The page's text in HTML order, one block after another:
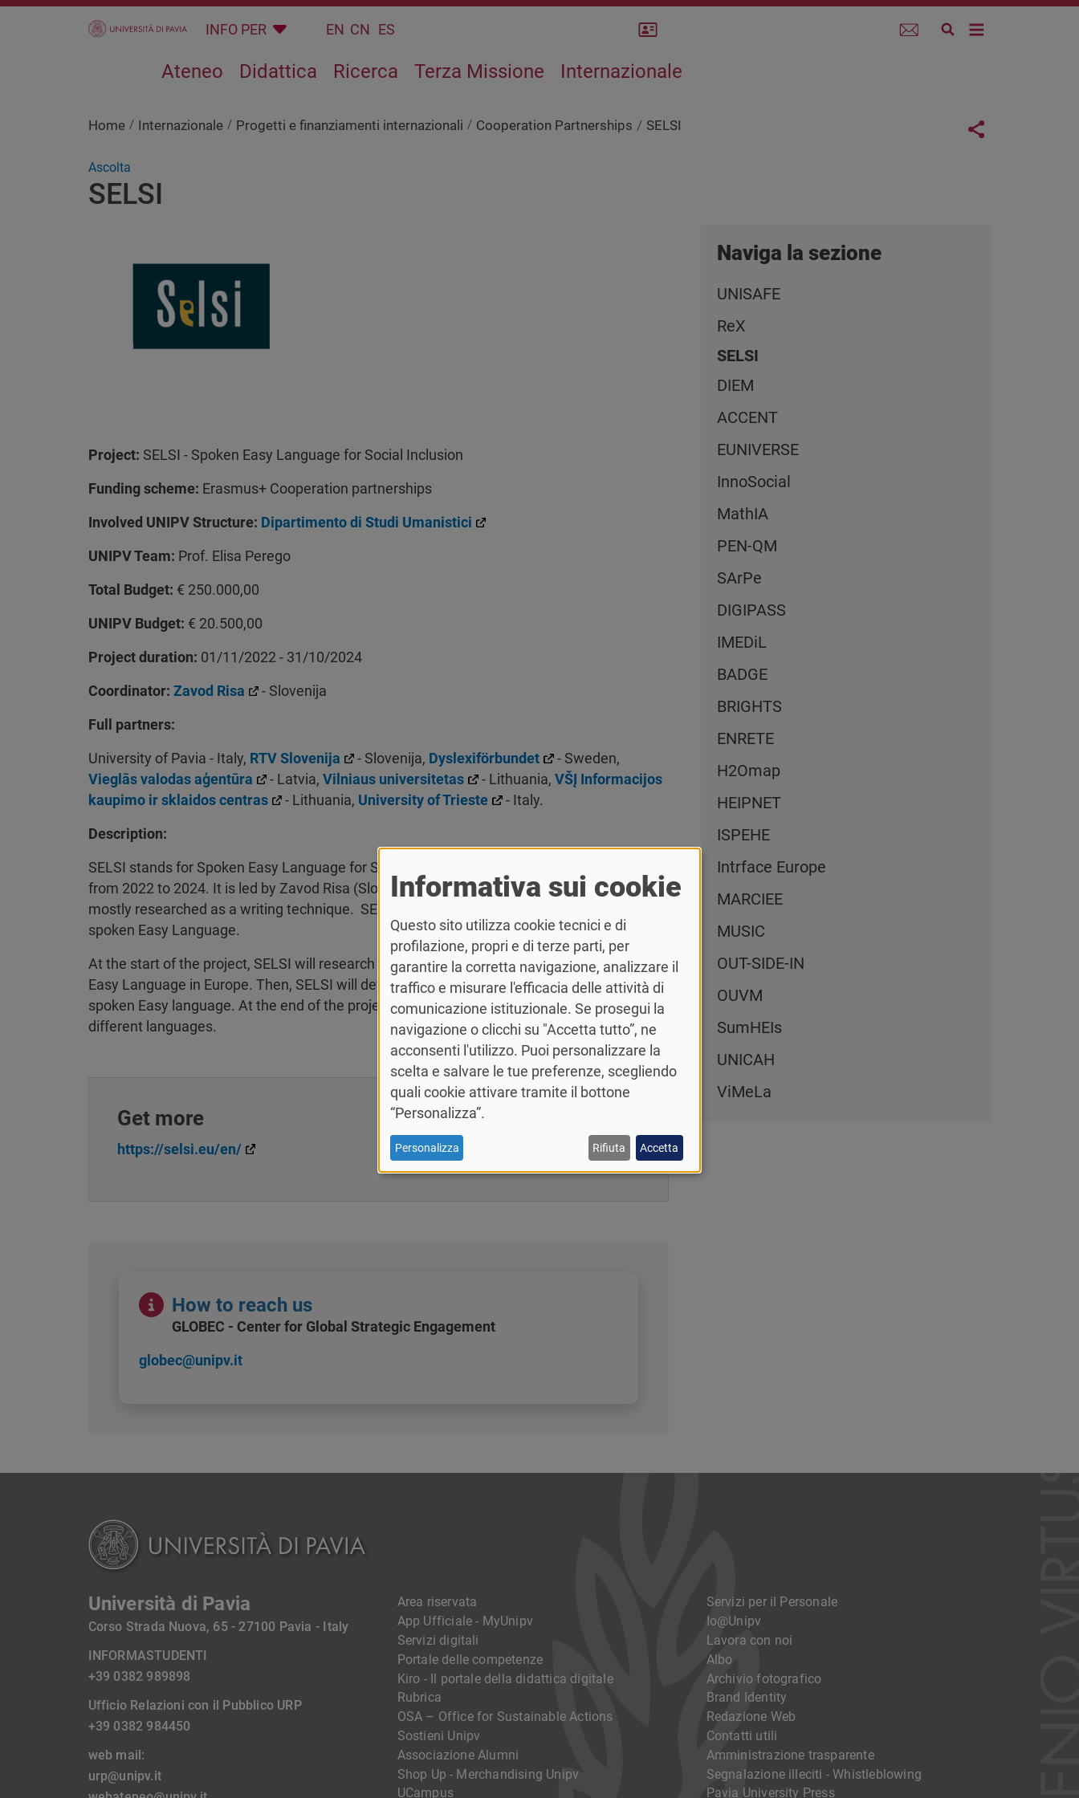
Salta al contenuto principale
INFO PER EN CN ES Webmail
Ateneo Didattica Ricerca Terza Missione Internazionale
Home Internazionale Progetti e finanziamenti internazionali Cooperation Partnerships SELSI Links
Share button
Ascolta
SELSI
Project: SELSI - Spoken Easy Language for Social Inclusion
Funding scheme: Erasmus+ Cooperation partnerships
Involved UNIPV Structure: Dipartimento di Studi Umanistici
UNIPV Team: Prof. Elisa Perego
Total Budget: € 250.000,00
UNIPV Budget: € 20.500,00
Project duration: 01/11/2022 - 31/10/2024
Coordinator: Zavod Risa
- Slovenija
Full partners:
University of Pavia - Italy, RTV Slovenija - Slovenija, Dyslexiförbundet
- Sweden,
Vieglās valodas aģentūra
- Latvia,Vilniaus universitetas - Lithuania, VŠĮ Informacijos
kaupimo ir sklaidos centras
- Lithuania, University of Trieste
- Italy.
Description:
SELSI stands for Spoken Easy Language for Social Inclusion. SELSI project will take place
from 2022 to 2024. It is led by Zavod Risa (Slovenia). Until now, Easy Language has been
mostly researched as a writing technique. SELSI will deliver a model of communication in
spoken Easy Language.
At the start of the project, SELSI will research what has been done in the field of spoken
Easy Language in Europe. Then, SELSI will develop recommendations and strategies for
spoken Easy language. At the end of the project, SELSI will introduce an online tool in
different languages.
Get more
https://selsi.eu/en/
ImmagineHow to reach us
GLOBEC - Center for Global Strategic Engagement
globec@unipv.it
Naviga la sezione
UNISAFE
ReX
SELSI
DIEM
ACCENT
EUNIVERSE
InnoSocial
MathIA
PEN-QM
SArPe
DIGIPASS
IMEDiL
BADGE
BRIGHTS
ENRETE
H2Omap
HEIPNET
ISPEHE
Intrface Europe
MARCIEE
MUSIC
OUT-SIDE-IN
OUVM
SumHEIs
UNICAH
ViMeLa
Università di Pavia
Corso Strada Nuova, 65 - 27100 Pavia - Italy
INFORMASTUDENTI
+39 0382 989898
Ufficio Relazioni con il Pubblico URP
+39 0382 984450
web mail:
urp@unipv.it
Area riservata
App Ufficiale - MyUnipv
Servizi digitali
Portale delle competenze
Kiro - Il portale della didattica digitale
Rubrica
OSA – Office for Sustainable Actions
Sostieni Unipv
Associazione Alumni
Shop Up - Merchandising Unipv
UCampus
Servizi per il Personale
Io@Unipv
Lavora con noi
Albo
Archivio fotografico
Brand Identity
Redazione Web
Contatti utili
Amministrazione trasparente
Segnalazione illeciti - Whistleblowing
Pavia University Press
Informativa sui cookie
Questo sito utilizza cookie tecnici e di
profilazione, propri e di terze parti, per
garantire la corretta navigazione, analizzare il
traffico e misurare l'efficacia delle attività di
comunicazione istituzionale. Se prosegui la
navigazione o clicchi su "Accetta tutto”, ne
acconsenti l'utilizzo. Puoi personalizzare la
scelta e salvare le tue preferenze, scegliendo
quali cookie attivare tramite il bottone
“Personalizza”.
Personalizza Rifiuta Accetta